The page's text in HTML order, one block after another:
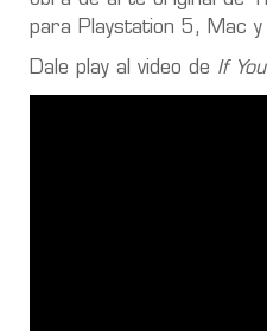
para Playstation 5, Mac y
Dale play al video de If